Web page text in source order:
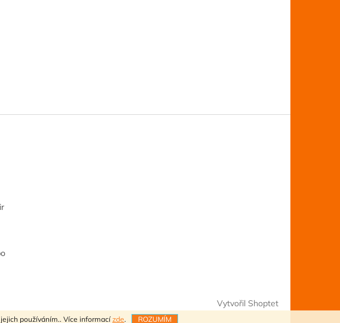
používáním.. Více informací zde. ROZUMÍM
Vytvořil Shoptet